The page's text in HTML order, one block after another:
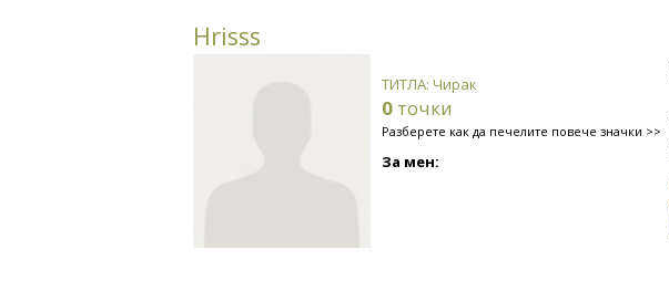
Hrisss
ТИТЛА: Чирак
0 точки
Разберете как да печелите повече значки >>
За мен: